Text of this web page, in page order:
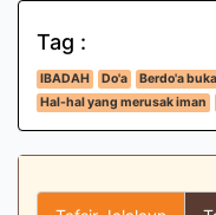
Tag :
IBADAH Do'a Berdo'a
Hal-hal yang merusak iman